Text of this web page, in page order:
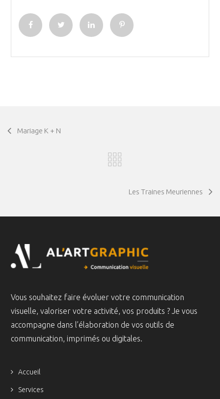
Mariage K + N
Les Traines Meuriennes
Vous souhaitez faire évoluer votre communication
visuelle, valoriser votre activité, vos produits ? Je vous
accompagne dans l’élaboration de vos outils de
communication, imprimés ou digitales.
Accueil
Services